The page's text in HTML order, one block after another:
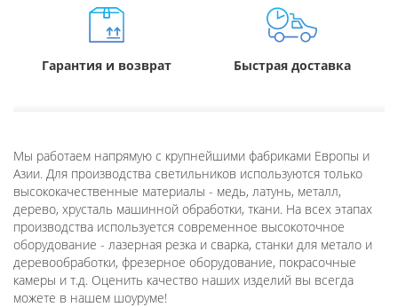
Гарантия и возврат Быстрая доставка
Мы работаем напрямую с крупнейшими фабриками Европы и
Азии. Для производства светильников используются только
высококачественные материалы - медь, латунь, металл,
дерево, хрусталь машинной обработки, ткани. На всех этапах
производства используется современное высокоточное
оборудование - лазерная резка и сварка, станки для метало и
деревообработки, фрезерное оборудование, покрасочные
камеры и т.д. Оценить качество наших изделий вы всегда
можете в нашем шоуруме!